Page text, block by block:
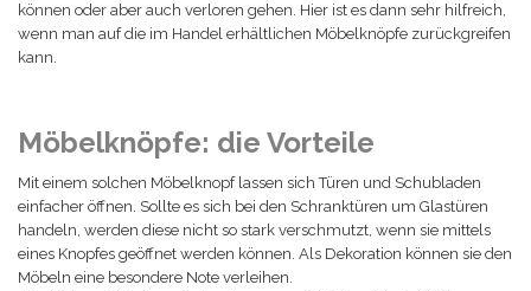
können oder aber auch verloren gehen. Hier ist es dann sehr hilfreich,
wenn man auf die im Handel erhältlichen Möbelknöpfe zurückgreifen
kann.
Möbelknöpfe: die Vorteile
Mit einem solchen Möbelknopf lassen sich Türen und Schubladen
einfacher öffnen. Sollte es sich bei den Schranktüren um Glastüren
handeln, werden diese nicht so stark verschmutzt, wenn sie mittels
eines Knopfes geöffnet werden können. Als Dekoration können sie den
Möbeln eine besondere Note verleihen.